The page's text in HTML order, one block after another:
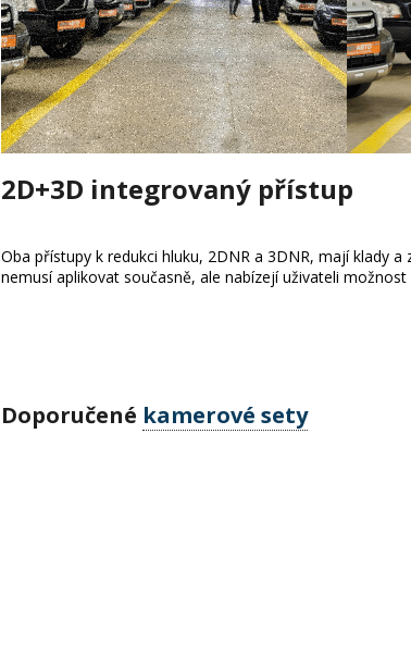
2D+3D integrovaný přístup
Oba přístupy k redukci hluku, 2DNR a 3DNR, mají klady
nemusí aplikovat současně, ale nabízejí uživateli
Doporučené kamerové sety